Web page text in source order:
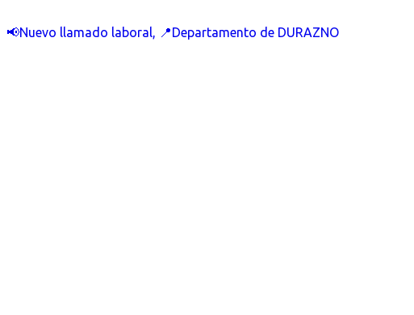
📢Nuevo llamado laboral, 📍Departamento de DURAZNO